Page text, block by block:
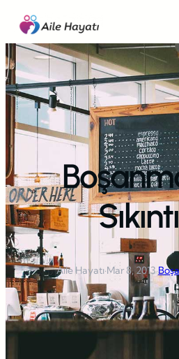
İçeriğe
geç
Aile Hayatı·Mar 8, 2013·